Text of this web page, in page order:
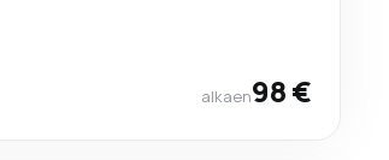
alkaen98 €